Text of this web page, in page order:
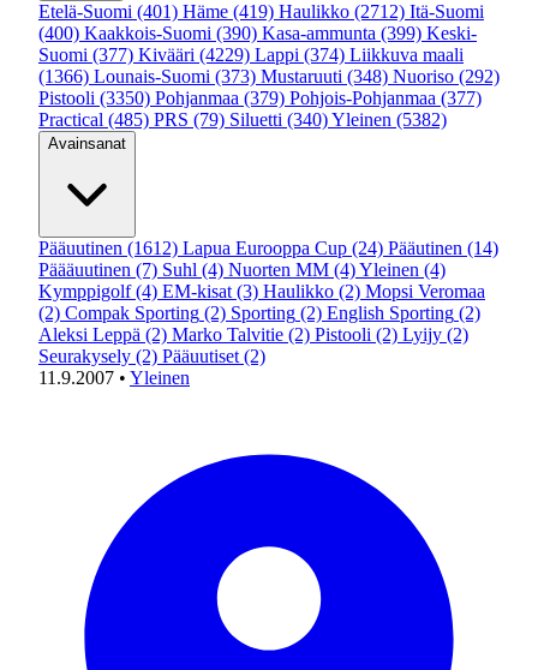
Etelä-Suomi (401) Häme (419) Haulikko (2712) Itä-Suomi
(400) Kaakkois-Suomi (390) Kasa-ammunta (399) Keski-
Suomi (377) Kivääri (4229) Lappi (374) Liikkuva maali
(1366) Lounais-Suomi (373) Mustaruuti (348) Nuoriso (292)
Pistooli (3350) Pohjanmaa (379) Pohjois-Pohjanmaa (377)
Practical (485) PRS (79) Siluetti (340)Yleinen (5382)
Avainsanat
Pääuutinen (1612) Lapua Eurooppa Cup (24) Pääutinen (14)
Päääuutinen (7) Suhl (4) Nuorten MM (4)Yleinen (4)
Kymppigolf (4) EM-kisat (3) Haulikko (2) Mopsi Veromaa
(2) Compak Sporting (2) Sporting (2) English Sporting (2)
Aleksi Leppä (2) Marko Talvitie (2) Pistooli (2) Lyijy (2)
Seurakysely (2) Pääuutiset (2)
11.9.2007 • Yleinen